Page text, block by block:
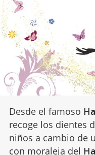
Desde el famoso
recoge los dientes
niños a cambio de
con moraleja del